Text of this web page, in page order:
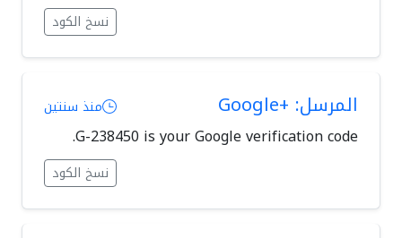
نسخ الكود
المرسل: +Google منذ سنتين
G-238450 is your Google verification code.
نسخ الكود